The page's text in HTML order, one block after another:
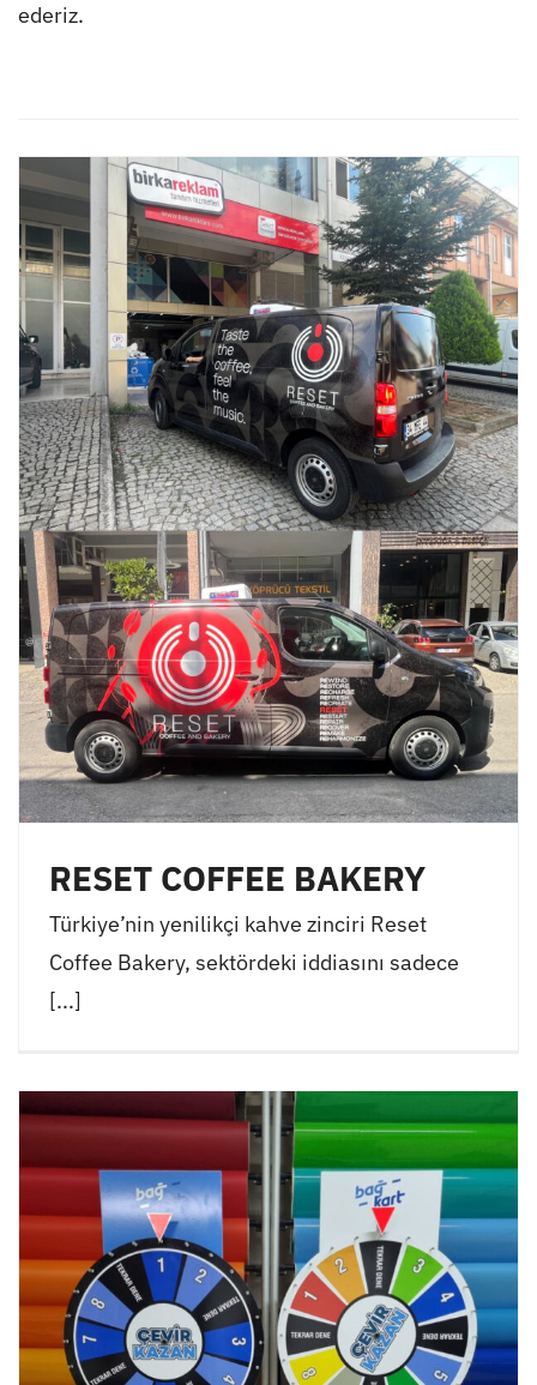
ederiz.
RESET COFFEE BAKERY
Türkiye’nin yenilikçi kahve zinciri Reset
Coffee Bakery, sektördeki iddiasını sadece
[...]